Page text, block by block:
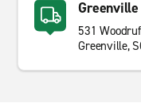
531
Greenville,